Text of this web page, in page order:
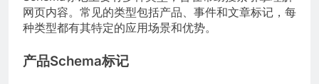
网页内容。常见的类型包括产品、事件和文章标记，每
种类型都有其特定的应用场景和优势。
产品Schema标记